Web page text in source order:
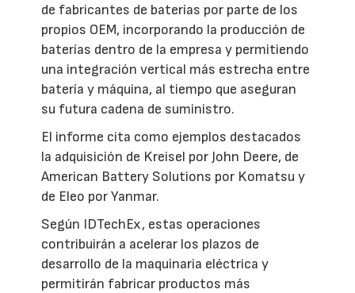
de fabricantes de baterías por parte de los
propios OEM, incorporando la producción de
baterías dentro de la empresa y permitiendo
una integración vertical más estrecha entre
batería y máquina, al tiempo que aseguran
su futura cadena de suministro.
El informe cita como ejemplos destacados
la adquisición de Kreisel por John Deere, de
American Battery Solutions por Komatsu y
de Eleo por Yanmar.
Según IDTechEx, estas operaciones
contribuirán a acelerar los plazos de
desarrollo de la maquinaria eléctrica y
permitirán fabricar productos más